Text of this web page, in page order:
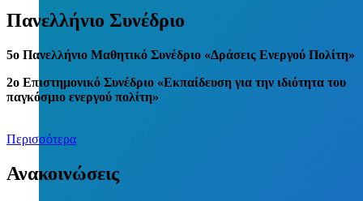
Πανελλήνιο Συνέδριο
5o Πανελλήνιο Μαθητικό Συνέδριο «Δράσεις Ενεργού Πολίτη»
2ο Επιστημονικό Συνέδριο «Εκπαίδευση για την ιδιότητα του
παγκόσμιο ενεργού πολίτη»
Περισσότερα
Ανακοινώσεις